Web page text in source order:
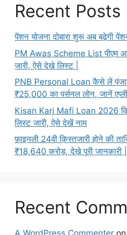
Recent Posts
पेंशन योजना दोबारा शुरू अब बढ़ेगी
PM Awas Scheme List पीएम
जारी, ऐसे देखे लिस्ट |
PNB Personal Loan कैसे लें
₹25,000 का पर्सनल लोन, जानें
Kisan Karj Mafi Loan 2026
लिस्ट जारी, ऐसे देखें नाम
फ़ाइनली 24वी क़िस्तजारी होने की
₹18,640 करोड़, देखे पूरी जानकारी |
Recent